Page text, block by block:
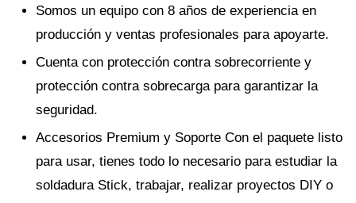
Somos un equipo con 8 años de experiencia en
producción y ventas profesionales para apoyarte.
Cuenta con protección contra sobrecorriente y
protección contra sobrecarga para garantizar la
seguridad.
Accesorios Premium y Soporte Con el paquete listo
para usar, tienes todo lo necesario para estudiar la
soldadura Stick, trabajar, realizar proyectos DIY o